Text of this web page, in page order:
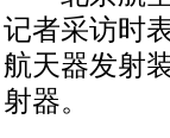
记者采访时
航天器发射
射器。